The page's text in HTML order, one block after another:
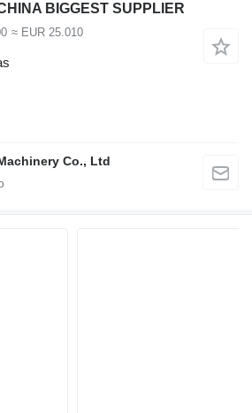
BIGGEST SUPPLIER
≈ EUR 25.010
Co., Ltd